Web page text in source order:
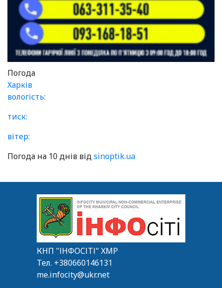
Погода
Харків
вологість:
тиск:
вітер:
Погода на 10 днів відsinoptik.ua
КНП "ІНФОСІТІ" ХМР
Тел. +380660146131
me.infocity@ukr.net